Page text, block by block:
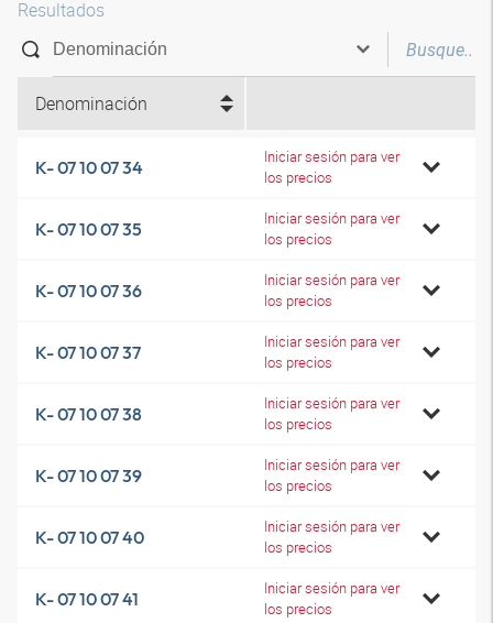
Resultados
Denominación
K- 07 10 07 34
Iniciar sesión para ver
los precios
K- 07 10 07 35
Iniciar sesión para ver
los precios
K- 07 10 07 36
Iniciar sesión para ver
los precios
K- 07 10 07 37
Iniciar sesión para ver
los precios
K- 07 10 07 38
Iniciar sesión para ver
los precios
K- 07 10 07 39
Iniciar sesión para ver
los precios
K- 07 10 07 40
Iniciar sesión para ver
los precios
K- 07 10 07 41
Iniciar sesión para ver
los precios